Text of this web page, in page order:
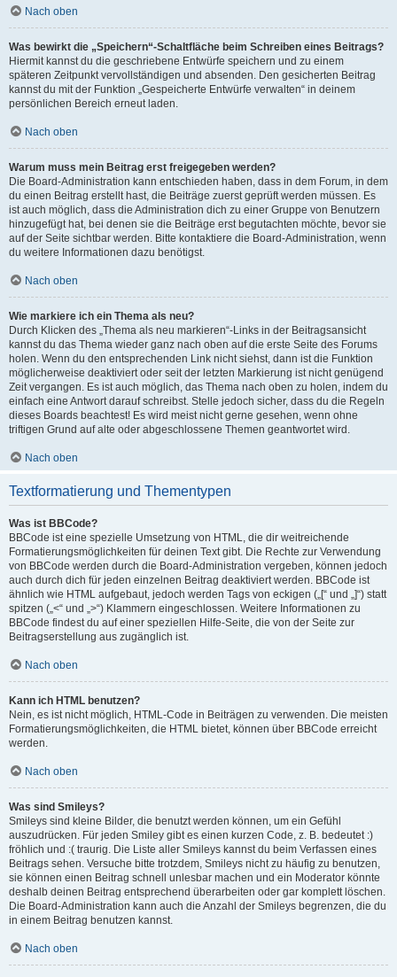
Nach oben
Was bewirkt die „Speichern“-Schaltfläche beim Schreiben eines Beitrags?
Hiermit kannst du die geschriebene Entwürfe speichern und zu einem
späteren Zeitpunkt vervollständigen und absenden. Den gesicherten Beitrag
kannst du mit der Funktion „Gespeicherte Entwürfe verwalten“ in deinem
persönlichen Bereich erneut laden.
Nach oben
Warum muss mein Beitrag erst freigegeben werden?
Die Board-Administration kann entschieden haben, dass in dem Forum, in dem
du einen Beitrag erstellt hast, die Beiträge zuerst geprüft werden müssen. Es
ist auch möglich, dass die Administration dich zu einer Gruppe von Benutzern
hinzugefügt hat, bei denen sie die Beiträge erst begutachten möchte, bevor sie
auf der Seite sichtbar werden. Bitte kontaktiere die Board-Administration, wenn
du weitere Informationen dazu benötigst.
Nach oben
Wie markiere ich ein Thema als neu?
Durch Klicken des „Thema als neu markieren“-Links in der Beitragsansicht
kannst du das Thema wieder ganz nach oben auf die erste Seite des Forums
holen. Wenn du den entsprechenden Link nicht siehst, dann ist die Funktion
möglicherweise deaktiviert oder seit der letzten Markierung ist nicht genügend
Zeit vergangen. Es ist auch möglich, das Thema nach oben zu holen, indem du
einfach eine Antwort darauf schreibst. Stelle jedoch sicher, dass du die Regeln
dieses Boards beachtest! Es wird meist nicht gerne gesehen, wenn ohne
triftigen Grund auf alte oder abgeschlossene Themen geantwortet wird.
Nach oben
Textformatierung und Thementypen
Was ist BBCode?
BBCode ist eine spezielle Umsetzung von HTML, die dir weitreichende
Formatierungsmöglichkeiten für deinen Text gibt. Die Rechte zur Verwendung
von BBCode werden durch die Board-Administration vergeben, können jedoch
auch durch dich für jeden einzelnen Beitrag deaktiviert werden. BBCode ist
ähnlich wie HTML aufgebaut, jedoch werden Tags von eckigen („[“ und „]“) statt
spitzen („<“ und „>“) Klammern eingeschlossen. Weitere Informationen zu
BBCode findest du auf einer speziellen Hilfe-Seite, die von der Seite zur
Beitragserstellung aus zugänglich ist.
Nach oben
Kann ich HTML benutzen?
Nein, es ist nicht möglich, HTML-Code in Beiträgen zu verwenden. Die meisten
Formatierungsmöglichkeiten, die HTML bietet, können über BBCode erreicht
werden.
Nach oben
Was sind Smileys?
Smileys sind kleine Bilder, die benutzt werden können, um ein Gefühl
auszudrücken. Für jeden Smiley gibt es einen kurzen Code, z. B. bedeutet :)
fröhlich und :( traurig. Die Liste aller Smileys kannst du beim Verfassen eines
Beitrags sehen. Versuche bitte trotzdem, Smileys nicht zu häufig zu benutzen,
sie können einen Beitrag schnell unlesbar machen und ein Moderator könnte
deshalb deinen Beitrag entsprechend überarbeiten oder gar komplett löschen.
Die Board-Administration kann auch die Anzahl der Smileys begrenzen, die du
in einem Beitrag benutzen kannst.
Nach oben